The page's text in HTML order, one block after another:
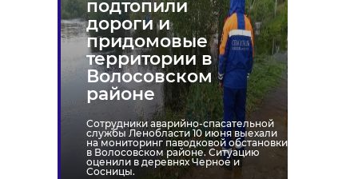
подтопили
дороги и
придомовые
территории в
Волосовском
районе
Сотрудники аварийно-спасательной
службы Ленобласти 10 июня выехали
на мониторинг паводковой обстановки
в Волосовском районе. Ситуацию
оценили в деревнях Черное и
Сосницы.